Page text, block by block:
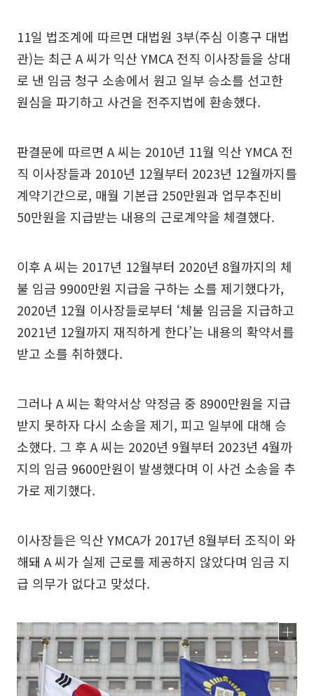
11일 법조계에 따르면 대법원 3부(주심 이흥구 대법
관)는 최근 A 씨가 익산 YMCA 전직 이사장들을 상대
로 낸 임금 청구 소송에서 원고 일부 승소를 선고한
원심을 파기하고 사건을 전주지법에 환송했다.
판결문에 따르면 A 씨는 2010년 11월 익산 YMCA 전
직 이사장들과 2010년 12월부터 2023년 12월까지를
계약기간으로, 매월 기본급 250만원과 업무추진비
50만원을 지급받는 내용의 근로계약을 체결했다.
이후 A 씨는 2017년 12월부터 2020년 8월까지의 체
불 임금 9900만원 지급을 구하는 소를 제기했다가,
2020년 12월 이사장들로부터 ‘체불 임금을 지급하고
2021년 12월까지 재직하게 한다’는 내용의 확약서를
받고 소를 취하했다.
그러나 A 씨는 확약서상 약정금 중 8900만원을 지급
받지 못하자 다시 소송을 제기, 피고 일부에 대해 승
소했다. 그 후 A 씨는 2020년 9월부터 2023년 4월까
지의 임금 9600만원이 발생했다며 이 사건 소송을 추
가로 제기했다.
이사장들은 익산 YMCA가 2017년 8월부터 조직이 와
해돼 A 씨가 실제 근로를 제공하지 않았다며 임금 지
급 의무가 없다고 맞섰다.